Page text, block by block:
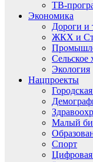
ТВ-
Экономика
Дороги и
ЖКХ и
Сельское
Экология
Нацпроекты
Малый
Спорт